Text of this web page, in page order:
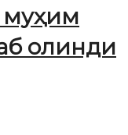
муҳим
олинди